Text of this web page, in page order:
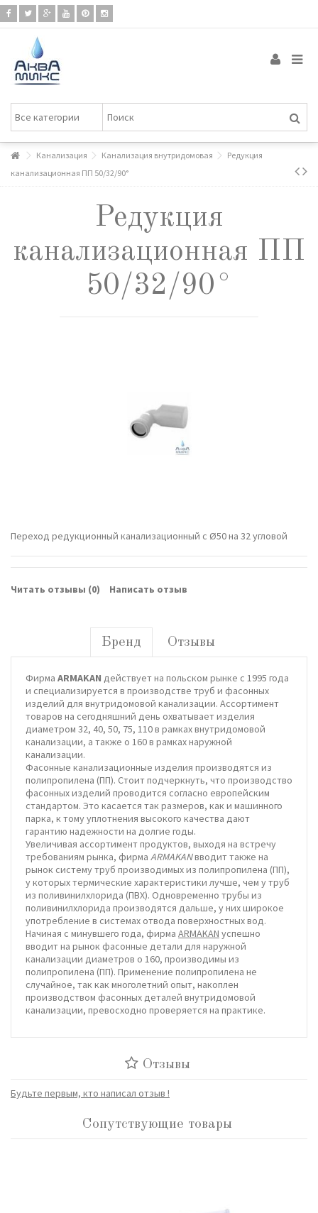
Канализация Канализация внутридомовая
Редукция
канализационная ПП 50/32/90°
Редукция
канализационная ПП
50/32/90°
Переход редукционный канализационный с Ø50 на 32 угловой
Читать отзывы (0) Написать отзыв
Бренд Отзывы
Фирма ARMAKAN действует на польском рынке с 1995 года
и специализируется в производстве труб и фасонных
изделий для внутридомовой канализации. Ассортимент
товаров на сегодняшний день охватывает изделия
диаметром 32, 40, 50, 75, 110 в рамках внутридомовой
канализации, а также o 160 в рамках наружной
канализации.
Фасонные канализационные изделия производятся из
полипропилена (ПП). Стоит подчеркнуть, что производство
фасонных изделий проводится согласно европейским
стандартом. Это касается так размеров, как и машинного
парка, к тому уплотнения высокого качества дают
гарантию надежности на долгие годы.
Увеличивая ассортимент продуктов, выходя на встречу
требованиям рынка, фирма ARMAKANвводит также на
рынок систему труб производимых из полипропилена (ПП),
у которых термические характеристики лучше, чем у труб
из поливинилхлорида (ПВХ). Одновременно трубы из
поливинилхлорида производятся дальше, у них широкое
употребление в системах отвода поверхностных вод.
Начиная с минувшего года, фирма ARMAKAN успешно
вводит на рынок фасонные детали для наружной
канализации диаметров o 160, производимы из
полипропилена (ПП). Применение полипропилена не
случайное, так как многолетний опыт, накоплен
производством фасонных деталей внутридомовой
канализации, превосходно проверяется на практике.
Отзывы
Будьте первым, кто написал отзыв !
Сопутствующие товары